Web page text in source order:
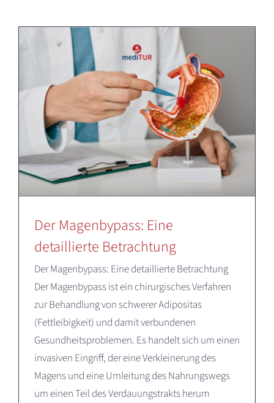
Der Magenbypass: Eine
detaillierte Betrachtung
Der Magenbypass: Eine detaillierte Betrachtung
Der Magenbypass ist ein chirurgisches Verfahren
zur Behandlung von schwerer Adipositas
(Fettleibigkeit) und damit verbundenen
Gesundheitsproblemen. Es handelt sich um einen
invasiven Eingriff, der eine Verkleinerung des
Magens und eine Umleitung des Nahrungswegs
um einen Teil des Verdauungstrakts herum